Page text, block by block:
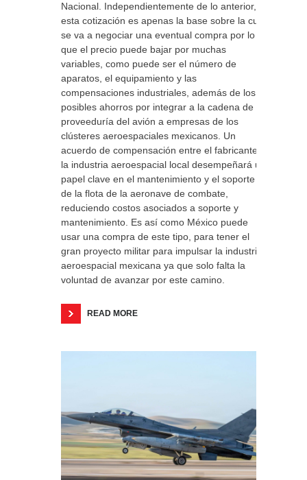
Nacional. Independientemente de lo anterior,
esta cotización es apenas la base sobre la cual
se va a negociar una eventual compra por lo
que el precio puede bajar por muchas
variables, como puede ser el número de
aparatos, el equipamiento y las
compensaciones industriales, además de los
posibles ahorros por integrar a la cadena de
proveeduría del avión a empresas de los
clústeres aeroespaciales mexicanos. Un
acuerdo de compensación entre el fabricante y
la industria aeroespacial local desempeñará un
papel clave en el mantenimiento y el soporte
de la flota de la aeronave de combate,
reduciendo costos asociados a soporte y
mantenimiento. Es así como México puede
usar una compra de este tipo, para tener el
gran proyecto militar para impulsar la industria
aeroespacial mexicana ya que solo falta la
voluntad de avanzar por este camino.
READ MORE